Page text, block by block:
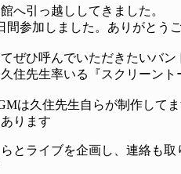
へ引っ越ししてきました。
間参加しました。ありがとう
ぜひ呼んでいただきたいバン
住先生率いる『スクリーント
は久住先生自らが制作して
ります
とライブを企画し、連絡も取